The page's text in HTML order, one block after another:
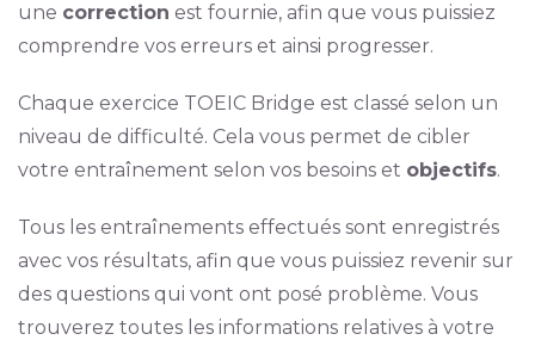
une correction est fournie, afin que vous puissiez
comprendre vos erreurs et ainsi progresser.
Chaque exercice TOEIC Bridge est classé selon un
niveau de difficulté. Cela vous permet de cibler
votre entraînement selon vos besoins et objectifs.
Tous les entraînements effectués sont enregistrés
avec vos résultats, afin que vous puissiez revenir sur
des questions qui vont ont posé problème. Vous
trouverez toutes les informations relatives à votre